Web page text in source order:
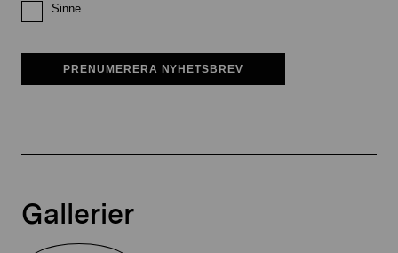
Sinne
PRENUMERERA NYHETSBREV
Gallerier